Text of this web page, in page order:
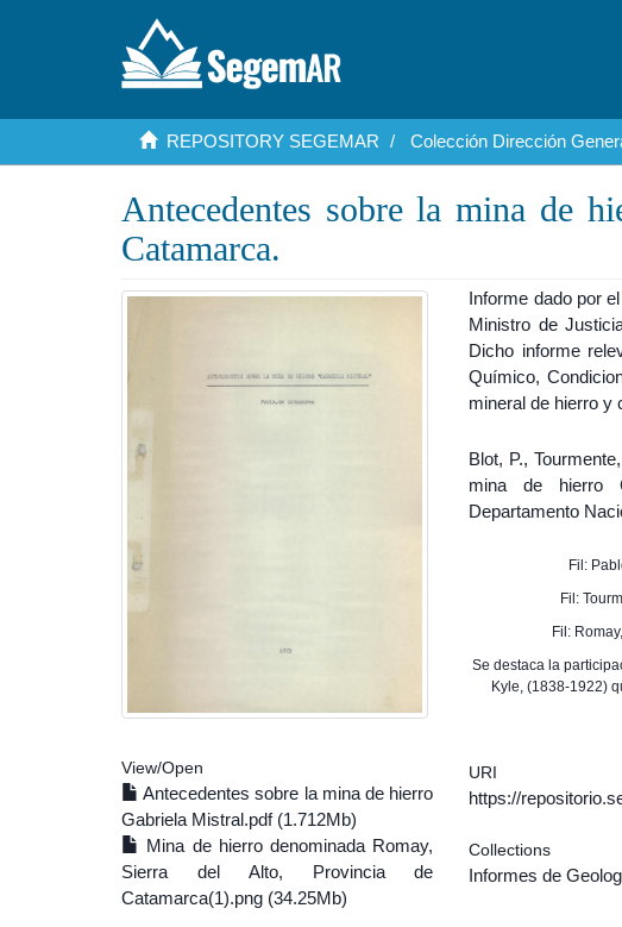
REPOSITORY SEGEMAR Colección Dirección
Antecedentes sobre la mina de
Catamarca.
View/Open
Antecedentes sobre la mina de hierro
Gabriela Mistral.pdf (1.712Mb)
Mina de hierro denominada Romay,
Sierra del Alto, Provincia de
Catamarca(1).png (34.25Mb)
Informe dado por
Ministro de
Dicho informe
Químico,
mineral de hierro y
Blot, P.,
mina de hierro
Departamento
Fil:
Fil:
Fil:
Se destaca la
Kyle, (1838-1922)
URI
https://
Collections
Informes de